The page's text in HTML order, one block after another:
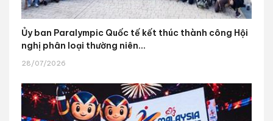
Ủy ban Paralympic Quốc tế kết thúc thành công Hội
nghị phân loại thường niên...
28/07/2026